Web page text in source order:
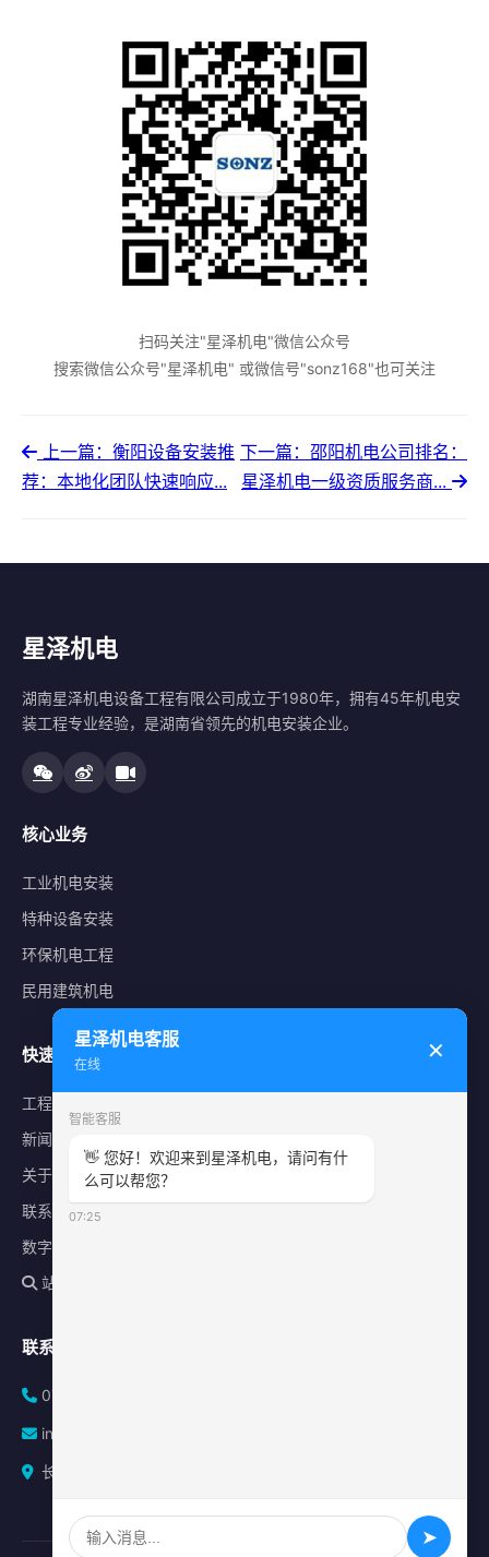
扫码关注"星泽机电"微信公众号
搜索微信公众号"星泽机电" 或微信号"sonz168"也可关注
上一篇：衡阳设备安装推
荐：本地化团队快速响应...
下一篇：邵阳机电公司排名：
星泽机电一级资质服务商...
星泽机电
湖南星泽机电设备工程有限公司成立于1980年，拥有45年机电安
装工程专业经验，是湖南省领先的机电安装企业。
核心业务
工业机电安装
特种设备安装
环保机电工程
民用建筑机电
快速导航
工程案例
新闻中心
关于星泽
联系我们
数字化平台
站内搜索
联系方式
0731-84010225
info@sonz.cn
长沙县泉塘街道新长海广场写字楼A座2501室
星泽机电客服
在线
✕
智能客服
👋 您好！欢迎来到星泽机电，请问有什
么可以帮您？
07:25
➤